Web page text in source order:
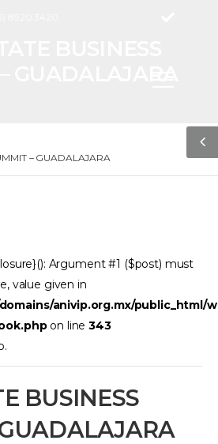
GUADALAJARA
– GUADALAJARA
Argument #1 ($post) must
value given in
anivip.org.mx/public_html/
on line343
BUSINESS